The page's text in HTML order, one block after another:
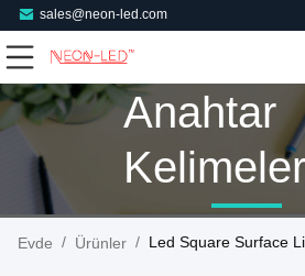
sales@neon-led.com
Anahtar
Led
Evde / Ürünler / Led Square Surface